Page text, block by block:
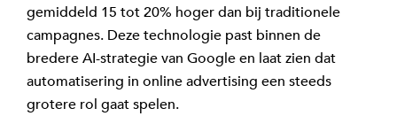
gemiddeld 15 tot 20% hoger dan bij traditionele
campagnes. Deze technologie past binnen de
bredere AI-strategie van Google en laat zien dat
automatisering in online advertising een steeds
grotere rol gaat spelen.